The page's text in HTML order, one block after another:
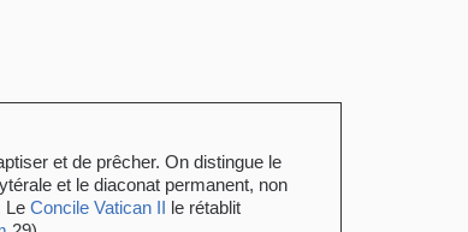
et de prêcher. On distingue le
et le diaconat permanent, non
Le Concile Vatican II le rétablit